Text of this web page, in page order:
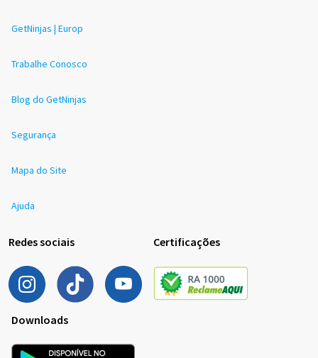
GetNinjas | Europ
Trabalhe Conosco
Blog do GetNinjas
Segurança
Mapa do Site
Ajuda
Redes sociais Certificações
Downloads